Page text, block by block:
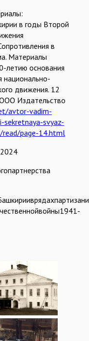
в годы Второй
в
Материалы
летию основания
национально-
движения. 12
Издательство
avtor-vadim-
svyaz-
read/page-14.html